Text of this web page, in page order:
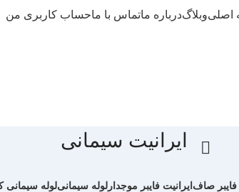
اصلیوبلاگدرباره ماتماس با ماحساب کاربری من
ایرانیت سیمانی
فایبر صاف ایرانیت فایبر موجدار لوله سیمانیلوله سیمانی